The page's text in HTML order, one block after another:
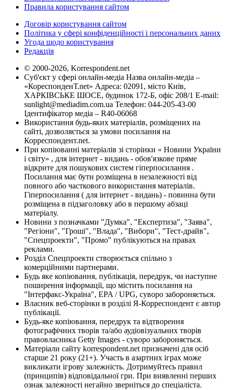
Правила користування сайтом
Договір користування сайтом
Політика у сфері конфіденційності і персональних даних
Угода щодо користування
Редакція
© 2000-2026, Korrespondent.net
Суб'єкт у сфері онлайн-медіа Назва онлайн-медіа –
«КореспонденТ.net» Адреса: 02091, місто Київ,
ХАРКІВСЬКЕ ШОСЕ, будинок 172-Б, офіс 208/1 E-mail:
sunlight@mediadim.com.ua Телефон: 044-205-43-00
Ідентифікатор медіа – R40-06068
Використання будь-яких матеріалів, розміщених на
сайті, дозволяється за умови посилання на
Корреспондент.net.
При копіюванні матеріалів зі сторінки « Новини України
і світу» , для інтернет - видань - обов'язкове пряме
відкрите для пошукових систем гіперпосилання .
Посилання має бути розміщена в незалежності від
повного або часткового використання матеріалів.
Гіперпосилання ( для інтернет - видань) - повинна бути
розміщена в підзаголовку або в першому абзаці
матеріалу.
Новини з позначками "Думка", "Експертиза", "Заява",
"Регіони", "Гроші", "Влада", "Вибори", "Тест-драйв",
"Спецпроекти", "Промо" публікуються на правах
реклами.
Розділ Спецпроекти створюється спільно з
комерційними партнерами.
Будь яке копіювання, публікація, передрук, чи наступне
поширення інформації, що містить посилання на
"Інтерфакс-Україна", EPA / UPG, суворо забороняється.
Власник веб-сторінки в розділі Я-Корреспондент є автор
публікації.
Будь-яке копіювання, передрук та відтворення
фотографічних творів та/або аудіовізуальних творів
правовласника Getty Images - суворо забороняється.
Матеріали сайту korrespondent.net призначені для осіб
старше 21 року (21+). Участь в азартних іграх може
викликати ігрову залежність. Дотримуйтесь правил
(принципів) відповідальної гри. При виявленні перших
ознак залежності негайно зверніться до спеціаліста.